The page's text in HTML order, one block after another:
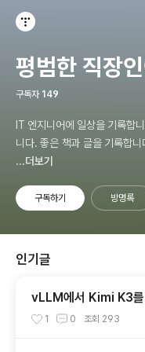
평범한 직장
구독자 149
IT 엔지니어에 일상을 기록합
니다. 좋은 책과 글을 기록합니다. 쉬운 금융 정보를 기록합니다. 딸바
보 아빠의 주말 계획을 기록 합
...더보기
구독하기 방명록
인기글
vLLM에서 Kimi K3를
방법과 주요 최적화 기술
1 0 조회 293